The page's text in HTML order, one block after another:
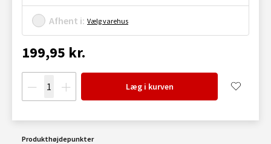
Afhent i: Vælg varehus
199,95 kr.
Læg i kurven
Produkthøjdepunkter